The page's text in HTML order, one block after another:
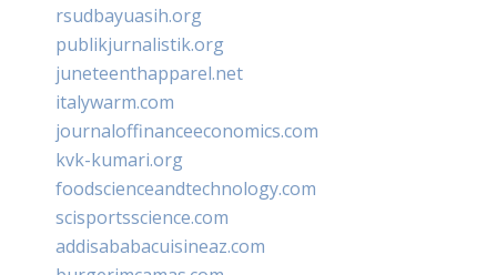
rsudbayuasih.org
publikjurnalistik.org
juneteenthapparel.net
italywarm.com
journaloffinanceeconomics.com
kvk-kumari.org
foodscienceandtechnology.com
scisportsscience.com
addisababacuisineaz.com